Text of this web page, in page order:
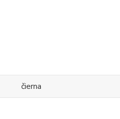
čierna